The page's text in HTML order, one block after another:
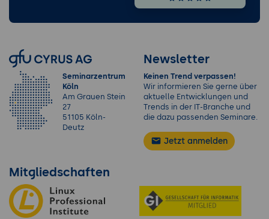
Seminarzentrum
Köln
Am Grauen Stein
27
51105 Köln-
Deutz
Newsletter
Keinen Trend verpassen!
Wir informieren Sie gerne über
aktuelle Entwicklungen und
Trends in der IT-Branche und
die dazu passenden Seminare.
Jetzt anmelden
Mitgliedschaften